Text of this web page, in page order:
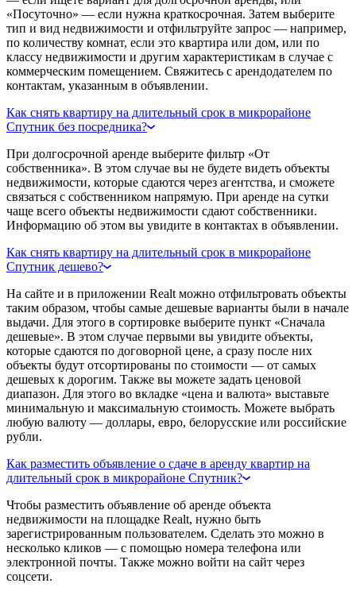
«Посуточно» — если нужна краткосрочная. Затем выберите
тип и вид недвижимости и отфильтруйте запрос — например,
по количеству комнат, если это квартира или дом, или по
классу недвижимости и другим характеристикам в случае с
коммерческим помещением. Свяжитесь с арендодателем по
контактам, указанным в объявлении.
Как снять квартиру на длительный срок в микрорайоне
Спутник без посредника?
При долгосрочной аренде выберите фильтр «От
собственника». В этом случае вы не будете видеть объекты
недвижимости, которые сдаются через агентства, и сможете
связаться с собственником напрямую. При аренде на сутки
чаще всего объекты недвижимости сдают собственники.
Информацию об этом вы увидите в контактах в объявлении.
Как снять квартиру на длительный срок в микрорайоне
Спутник дешево?
На сайте и в приложении Realt можно отфильтровать объекты
таким образом, чтобы самые дешевые варианты были в начале
выдачи. Для этого в сортировке выберите пункт «Сначала
дешевые». В этом случае первыми вы увидите объекты,
которые сдаются по договорной цене, а сразу после них
объекты будут отсортированы по стоимости — от самых
дешевых к дорогим. Также вы можете задать ценовой
диапазон. Для этого во вкладке «цена и валюта» выставьте
минимальную и максимальную стоимость. Можете выбрать
любую валюту — доллары, евро, белорусские или российские
рубли.
Как разместить объявление о сдаче в аренду квартир на
длительный срок в микрорайоне Спутник?
Чтобы разместить объявление об аренде объекта
недвижимости на площадке Realt, нужно быть
зарегистрированным пользователем. Сделать это можно в
несколько кликов — с помощью номера телефона или
электронной почты. Также можно войти на сайт через
соцсети.